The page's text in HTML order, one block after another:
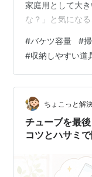
家庭用として大
な？」と気にな
なり変わります
でなく重さや持
庭で使うバケツ
び、家にあるバ
方にもわかりや
で使いやすいバ
#バケツ容量 #
#収納しやすい道
ちょこっと解
チューブを最
コツとハサミ